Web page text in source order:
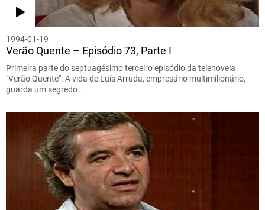
1994-01-19
Verão Quente – Episódio 73, Parte I
Primeira parte do septuagésimo terceiro episódio da telenovela
"Verão Quente". A vida de Luís Arruda, empresário multimilionário,
guarda um segredo…